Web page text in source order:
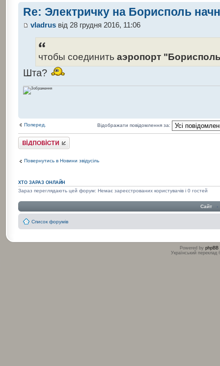
Re: Электричку на Борисполь
vladrusвід 28 грудня 2016, 11:06
чтобы соединить аэропорт
Шта?
Поперед. Відображати повідомлення за:
Відповісти
Повернутись в Новини звідусіль
ХТО ЗАРАЗ ОНЛАЙН
Зараз переглядають цей форум: Немає зареєстрованих користувачів і 0 гостей
Сайт ‹
Список форумів
Powered by phpBB
Український